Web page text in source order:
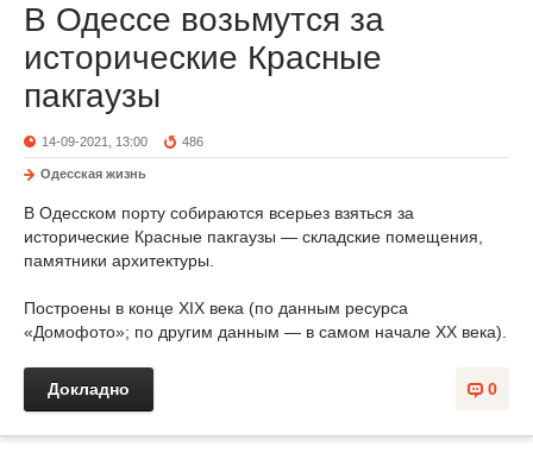
В Одессе возьмутся за
исторические Красные
пакгаузы
14-09-2021, 13:00 486
Одесская жизнь
В Одесском порту собираются всерьез взяться за
исторические Красные пакгаузы — складские помещения,
памятники архитектуры.
Построены в конце ХIХ века (по данным ресурса
«Домофото»; по другим данным — в самом начале ХХ века).
0
Докладно